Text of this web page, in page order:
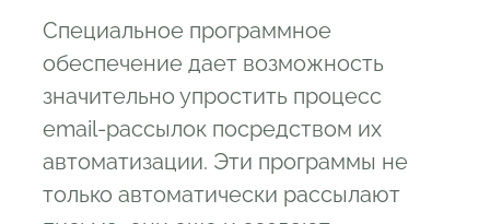
Специальное программное
обеспечение дает возможность
значительно упростить процесс
email-рассылок посредством их
автоматизации. Эти программы не
только автоматически рассылают